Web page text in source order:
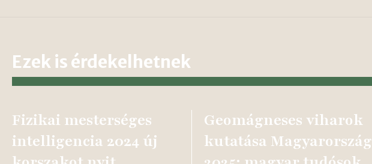
Ezek is érdekelhetnek
Fizikai mesterséges
intelligencia 2024 új
Geomágneses viharok
kutatása Magyarország